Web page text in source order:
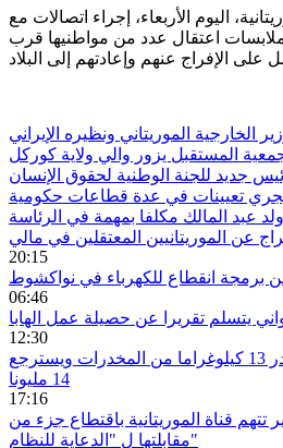
اليوم الأربعاء، إجراء اتصالات مع
اعتقال عدد من مواطنيها قرب
الخارجية الموريتاني ونظيره الإيراني
المستقبل يزور والي ولاية كوركل
جديد للجنة الوطنية لحقوق الإنسان
تعيينات في عدة قطاعات حكومية
عبد المالك مكلفا بمهمة في الرئاسة
عن الموريتانيين المعتقلين في مالي
20:15
برمجة انقطاع للكهرباء في نواكشوط
06:46
يتسلم تقريرا عن حصيلة عمل الهابا
12:30
في عملية أمنية...الدرك يصادر 13 كيلوغراما من المخدرات ويسترجع
14 مليونا
17:16
تتهم قناة الموريتانية باقتطاع جزء من
مقابلتها ل "الدعاية للنظام"